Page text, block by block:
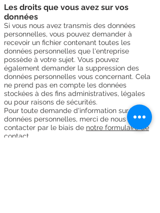
Les droits que vous avez sur vos
données
Si vous nous avez transmis des données
personnelles, vous pouvez demander à
recevoir un fichier contenant toutes les
données personnelles que l'entreprise
possède à votre sujet. Vous pouvez
également demander la suppression des
données personnelles vous concernant. Cela
ne prend pas en compte les données
stockées à des fins administratives, légales
ou pour raisons de sécurités.
Pour toute demande d'information sur vos
données personnelles, merci de nous
contacter par le biais de notre formulaire de
contact